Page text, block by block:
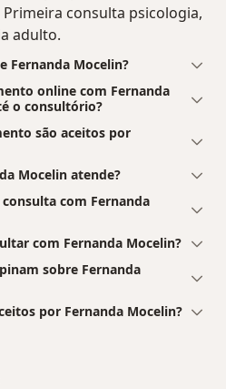
consulta psicologia,
adulto.
Fernanda Mocelin?
online com Fernanda
o consultório?
são aceitos por
Mocelin atende?
com Fernanda
com Fernanda Mocelin?
sobre Fernanda
por Fernanda Mocelin?